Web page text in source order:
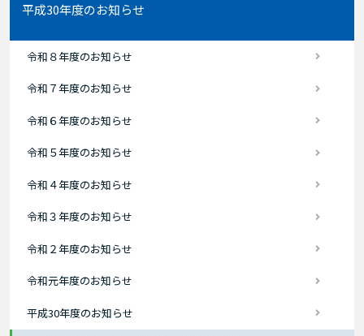
平成30年度のお知らせ
令和８年度のお知らせ
令和７年度のお知らせ
令和６年度のお知らせ
令和５年度のお知らせ
令和４年度のお知らせ
令和３年度のお知らせ
令和２年度のお知らせ
令和元年度のお知らせ
平成30年度のお知らせ